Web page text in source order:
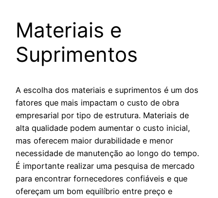
Materiais e
Suprimentos
A escolha dos materiais e suprimentos é um dos
fatores que mais impactam o custo de obra
empresarial por tipo de estrutura. Materiais de
alta qualidade podem aumentar o custo inicial,
mas oferecem maior durabilidade e menor
necessidade de manutenção ao longo do tempo.
É importante realizar uma pesquisa de mercado
para encontrar fornecedores confiáveis e que
ofereçam um bom equilíbrio entre preço e